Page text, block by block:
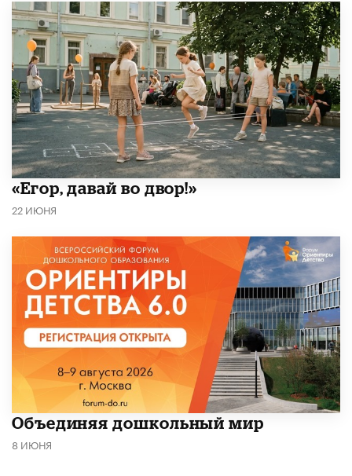
«Егор, давай во двор!»
22 ИЮНЯ
​Объединяя дошкольный мир
8 ИЮНЯ